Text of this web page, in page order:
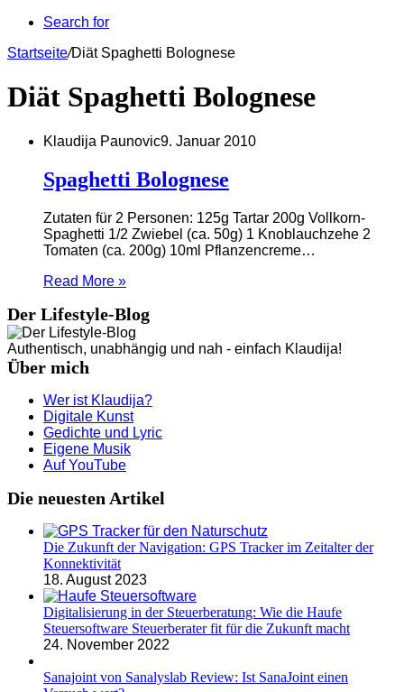
Search for
Startseite/Diät Spaghetti Bolognese
Diät Spaghetti Bolognese
Klaudija Paunovic9. Januar 2010
Spaghetti Bolognese
Zutaten für 2 Personen: 125g Tartar 200g Vollkorn-
Spaghetti 1/2 Zwiebel (ca. 50g) 1 Knoblauchzehe 2
Tomaten (ca. 200g) 10ml Pflanzencreme…
Read More »
Der Lifestyle-Blog
Authentisch, unabhängig und nah - einfach Klaudija!
Über mich
Wer ist Klaudija?
Digitale Kunst
Gedichte und Lyric
Eigene Musik
Auf YouTube
Die neuesten Artikel
Die Zukunft der Navigation: GPS Tracker im Zeitalter der
Konnektivität
18. August 2023
Digitalisierung in der Steuerberatung: Wie die Haufe
Steuersoftware Steuerberater fit für die Zukunft macht
24. November 2022
Sanajoint von Sanalyslab Review: Ist SanaJoint einen